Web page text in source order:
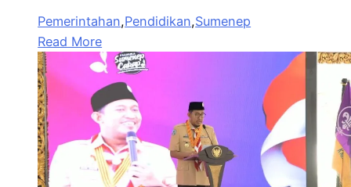
Pemerintahan,Pendidikan,Sumenep
Read More